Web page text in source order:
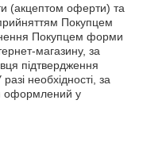
(акцептом оферти) та
Покупцем
Покупцем форми
магазину, за
підтвердження
необхідності, за
оформлений у